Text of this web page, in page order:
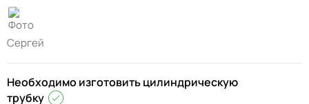
Сергей
Необходимо изготовить цилиндрическую
трубку